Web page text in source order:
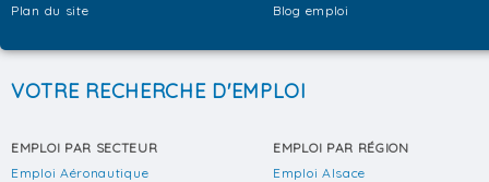
Plan du site
Blog emploi
VOTRE RECHERCHE D'EMPLOI
EMPLOI PAR SECTEUR
Emploi Aéronautique
EMPLOI PAR RÉGION
Emploi Alsace